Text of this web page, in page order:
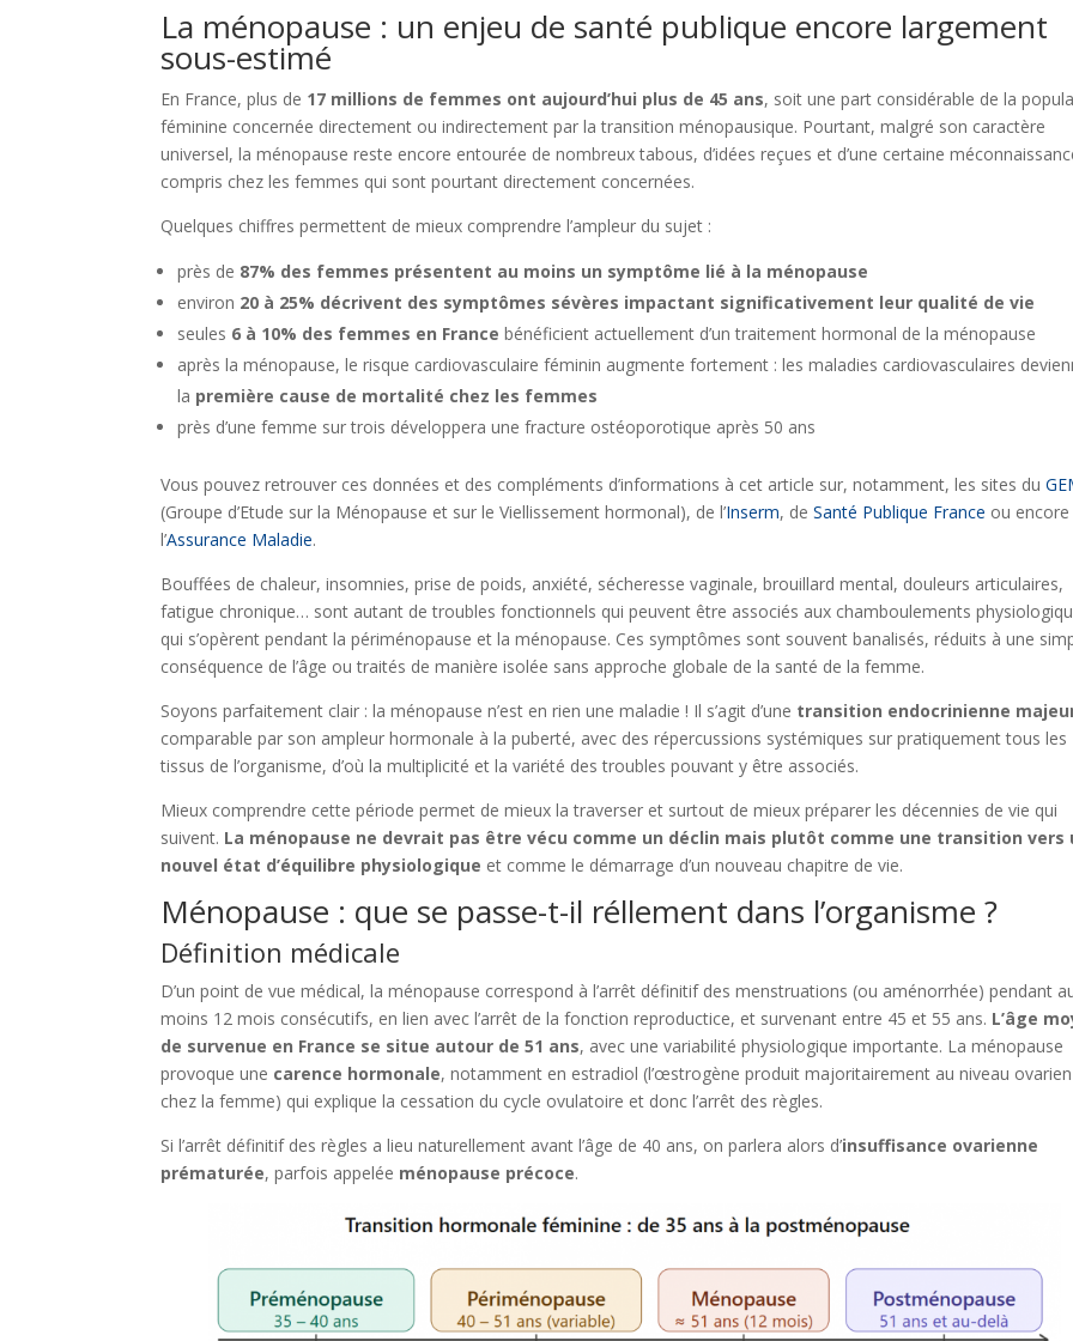
La ménopause : un enjeu de santé publique encore largement
sous-estimé
En France, plus de 17 millions de femmes ont aujourd’hui plus de 45 ans, soit une part considérable de la
féminine concernée directement ou indirectement par la transition ménopausique. Pourtant, malgré son caractère
universel, la ménopause reste encore entourée de nombreux tabous, d’idées reçues et d’une certaine
compris chez les femmes qui sont pourtant directement concernées.
Quelques chiffres permettent de mieux comprendre l’ampleur du sujet :
près de 87% des femmes présentent au moins un symptôme lié à la ménopause
environ 20 à 25% décrivent des symptômes sévères impactant significativement leur qualité de vie
seules 6 à 10% des femmes en France bénéficient actuellement d’un traitement hormonal de la ménopause
après la ménopause, le risque cardiovasculaire féminin augmente fortement : les maladies cardiovasculaires
la première cause de mortalité chez les femmes
près d’une femme sur trois développera une fracture ostéoporotique après 50 ans
Vous pouvez retrouver ces données et des compléments d’informations à cet article sur, notamment, les sites du
(Groupe d’Etude sur la Ménopause et sur le Viellissement hormonal), de l’Inserm, deSanté Publique France ou encore
l’Assurance Maladie.
Bouffées de chaleur, insomnies, prise de poids, anxiété, sécheresse vaginale, brouillard mental, douleurs articulaires,
fatigue chronique… sont autant de troubles fonctionnels qui peuvent être associés aux chamboulements
qui s’opèrent pendant la périménopause et la ménopause. Ces symptômes sont souvent banalisés, réduits à une
conséquence de l’âge ou traités de manière isolée sans approche globale de la santé de la femme.
Soyons parfaitement clair : la ménopause n’est en rien une maladie ! Il s’agit d’une transition endocrinienne
comparable par son ampleur hormonale à la puberté, avec des répercussions systémiques sur pratiquement tous les
tissus de l’organisme, d’où la multiplicité et la variété des troubles pouvant y être associés.
Mieux comprendre cette période permet de mieux la traverser et surtout de mieux préparer les décennies de vie qui
suivent. La ménopause ne devrait pas être vécu comme un déclin mais plutôt comme une transition vers
nouvel état d’équilibre physiologique et comme le démarrage d’un nouveau chapitre de vie.
Ménopause : que se passe-t-il réllement dans l’organisme ?
Définition médicale
D’un point de vue médical, la ménopause correspond à l’arrêt définitif des menstruations (ou aménorrhée) pendant
moins 12 mois consécutifs, en lien avec l’arrêt de la fonction reproductice, et survenant entre 45 et 55 ans. L’âge
de survenue en France se situe autour de 51 ans, avec une variabilité physiologique importante. La ménopause
provoque une carence hormonale, notamment en estradiol (l’œstrogène produit majoritairement au niveau ovarien
chez la femme) qui explique la cessation du cycle ovulatoire et donc l’arrêt des règles.
Si l’arrêt définitif des règles a lieu naturellement avant l’âge de 40 ans, on parlera alors d’insuffisance ovarienne
prématurée, parfois appelée ménopause précoce.